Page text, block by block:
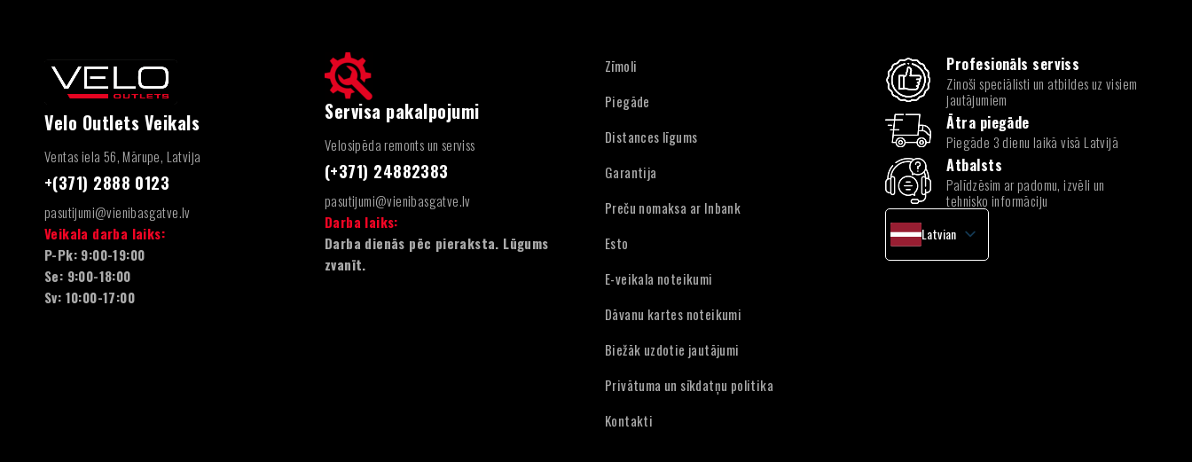
Velo Outlets Veikals
Ventas iela 56, Mārupe, Latvija
+(371) 2888 0123
pasutijumi@vienibasgatve.lv
Veikala darba laiks:
P-Pk: 9:00-19:00
Se: 9:00-18:00
Sv: 10:00-17:00
Servisa pakalpojumi
Velosipēda remonts un serviss
(+371) 24882383
pasutijumi@vienibasgatve.lv
Darba laiks:
Darba dienās pēc pieraksta. Lūgums
zvanīt.
Zīmoli
Piegāde
Distances līgums
Garantija
Preču nomaksa ar Inbank
Esto
E-veikala noteikumi
Dāvanu kartes noteikumi
Biežāk uzdotie jautājumi
Privātuma un sīkdatņu politika
Kontakti
Profesionāls serviss
Zinoši speciālisti un atbildes uz visiem
jautājumiem
Ātra piegāde
Piegāde 3 dienu laikā visā Latvijā
Atbalsts
Palīdzēsim ar padomu, izvēli un
tehnisko informāciju
Latvian
English